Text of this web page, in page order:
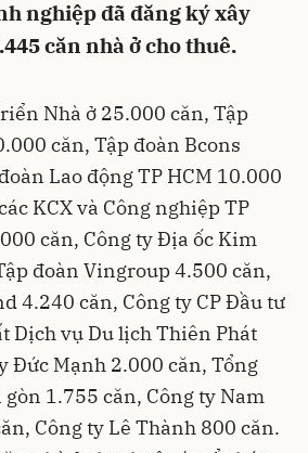
nghiệp đã đăng ký xây
căn nhà ở cho thuê.
Nhà ở 25.000 căn, Tập
căn, Tập đoàn Bcons
Lao động TP HCM 10.000
KCX và Công nghiệp TP
căn, Công ty Địa ốc Kim
đoàn Vingroup 4.500 căn,
4.240 căn, Công ty CP Đầu tư
Dịch vụ Du lịch Thiên Phát
Đức Mạnh 2.000 căn, Tổng
gòn 1.755 căn, Công ty Nam
Công ty Lê Thành 800 căn.